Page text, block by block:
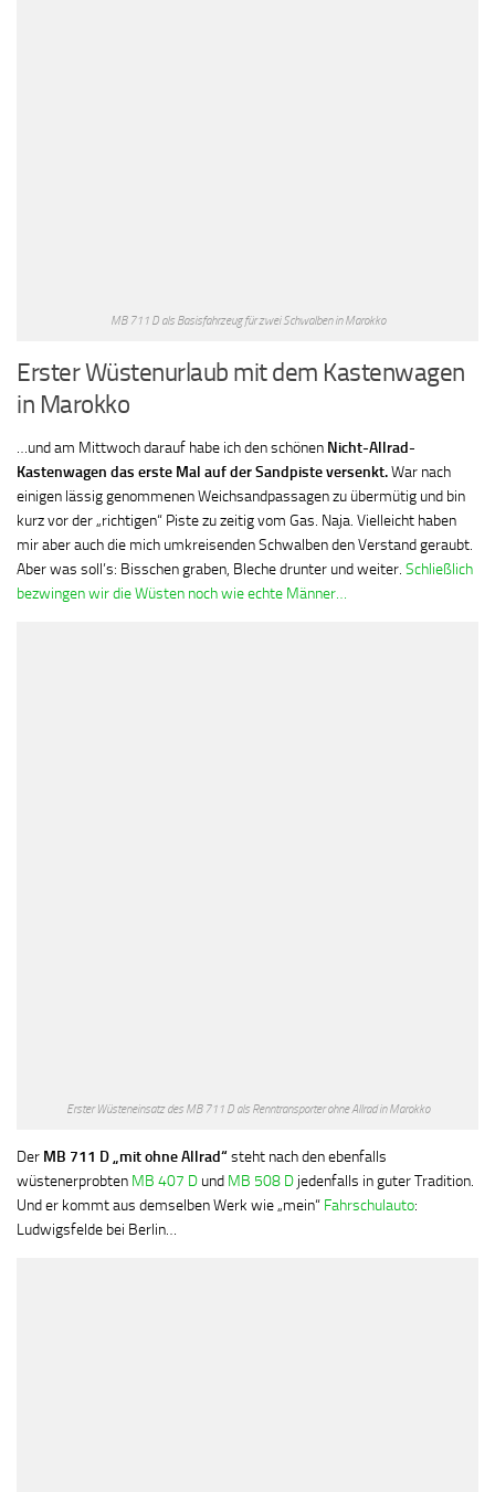
MB 711 D als Basisfahrzeug für zwei Schwalben in Marokko
Erster Wüstenurlaub mit dem Kastenwagen
in Marokko
…und am Mittwoch darauf habe ich den schönen Nicht-Allrad-
Kastenwagen das erste Mal auf der Sandpiste versenkt.War nach
einigen lässig genommenen Weichsandpassagen zu übermütig und bin
kurz vor der „richtigen“ Piste zu zeitig vom Gas. Naja. Vielleicht haben
mir aber auch die mich umkreisenden Schwalben den Verstand geraubt.
Aber was soll’s: Bisschen graben, Bleche drunter und weiter. Schließlich
bezwingen wir die Wüsten noch wie echte Männer…
Erster Wüsteneinsatz des MB 711 D als Renntransporter ohne Allrad in Marokko
Der MB 711 D „mit ohne Allrad“steht nach den ebenfalls
wüstenerprobten MB 407 D und MB 508 D jedenfalls in guter Tradition.
Und er kommt aus demselben Werk wie „mein“ Fahrschulauto:
Ludwigsfelde bei Berlin…